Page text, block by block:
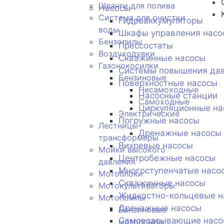
Насосы
Гидроаккумуляторы
Шкафы управления
Прессостаты
Скважинные насосы
Системы повышения
Поверхностные насосы
Насосные станции
Циркуляционные
Погружные насосы
Дренажные насосы
Вихревые насосы
Центробежные насосы
Многоступенчатые
Скважинные насосы
Жидкостно-кольцевые
Дренажные насосы
Самовсасывающие
Шланги для полива
Система для очистки
воды
Бензопилы
Воздуходувки
Газонокосилки
Бензиновые
Несамоходные
Самоходные
Электрические
Лестницы-
трансформеры
Мойки высокого
давления
Мотоблоки
Мотокультиваторы
Мотопомпы
Бензиновые
мотопомпы